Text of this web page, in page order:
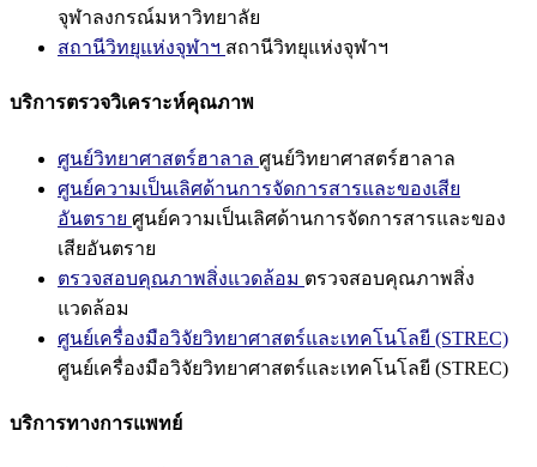
จุฬาลงกรณ์มหาวิทยาลัย
สถานีวิทยุแห่งจุฬาฯ สถานีวิทยุแห่งจุฬาฯ
บริการตรวจวิเคราะห์คุณภาพ
ศูนย์วิทยาศาสตร์ฮาลาล ศูนย์วิทยาศาสตร์ฮาลาล
ศูนย์ความเป็นเลิศด้านการจัดการสารและของเสีย
อันตราย ศูนย์ความเป็นเลิศด้านการจัดการสารและของ
เสียอันตราย
ตรวจสอบคุณภาพสิ่งแวดล้อม ตรวจสอบคุณภาพสิ่ง
แวดล้อม
ศูนย์เครื่องมือวิจัยวิทยาศาสตร์และเทคโนโลยี (STREC)
ศูนย์เครื่องมือวิจัยวิทยาศาสตร์และเทคโนโลยี (STREC)
บริการทางการแพทย์